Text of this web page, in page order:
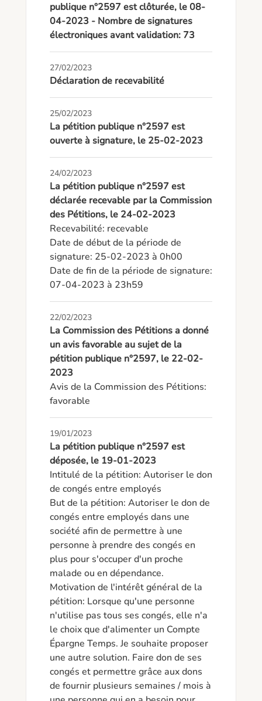
publique n°2597 est clôturée, le 08-
04-2023 - Nombre de signatures
électroniques avant validation: 73
27/02/2023
Déclaration de recevabilité
25/02/2023
La pétition publique n°2597 est
ouverte à signature, le 25-02-2023
24/02/2023
La pétition publique n°2597 est
déclarée recevable par la Commission
des Pétitions, le 24-02-2023
Recevabilité: recevable
Date de début de la période de
signature: 25-02-2023 à 0h00
Date de fin de la période de signature:
07-04-2023 à 23h59
22/02/2023
La Commission des Pétitions a donné
un avis favorable au sujet de la
pétition publique n°2597, le 22-02-
2023
Avis de la Commission des Pétitions:
favorable
19/01/2023
La pétition publique n°2597 est
déposée, le 19-01-2023
Intitulé de la pétition: Autoriser le don
de congés entre employés
But de la pétition: Autoriser le don de
congés entre employés dans une
société afin de permettre à une
personne à prendre des congés en
plus pour s'occuper d'un proche
malade ou en dépendance.
Motivation de l'intérêt général de la
pétition: Lorsque qu'une personne
n'utilise pas tous ses congés, elle n'a
le choix que d'alimenter un Compte
Épargne Temps. Je souhaite proposer
une autre solution. Faire don de ses
congés et permettre grâce aux dons
de fournir plusieurs semaines / mois à